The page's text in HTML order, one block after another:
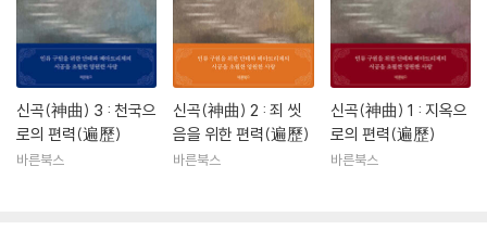
중세의 마지막 시인이자 근대의 최초의 시인으로 불리는 단테는 문학뿐만
아니라 철학, 정치, 언어, 종교, 자연과학에 이르기까지 다양한 분야에서
뛰어난 재능을 보였다. 유럽 중세사회와 중세의 세계관을 보여주는 불후의
명작으로 꼽히는 『신곡』을 비롯해 『새로운 삶』, 철학과 윤리문제를 논한
『향연』, 교회로부터 국가의 독립을 논한 『제정론』, 『속어론』, 『시집』, 『서
간문』, 『땅과 물의 문제』 같은 저서가 남아 있다. 단테는 고대 그리스의 호
신곡(神曲) 3 : 천국으
로의 편력(遍歷)
바른북스
신곡(神曲) 2 : 죄 씻
음을 위한 편력(遍歷)
바른북스
신곡(神曲) 1 : 지옥으
로의 편력(遍歷)
바른북스